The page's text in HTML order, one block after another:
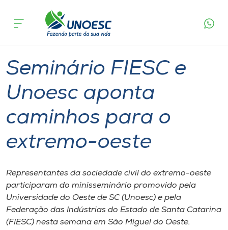
Cursos
Pesquisa
Atendimento ao Estudante
Portal de Ensino
A
Unoesc
Internacionalização
acontece
Seminário FIESC e
Unoesc aponta
caminhos para o
extremo-oeste
Representantes da sociedade civil do extremo-oeste
participaram do minisseminário promovido pela
Universidade do Oeste de SC (Unoesc) e pela
Federação das Indústrias do Estado de Santa Catarina
(FIESC) nesta semana em São Miguel do Oeste.